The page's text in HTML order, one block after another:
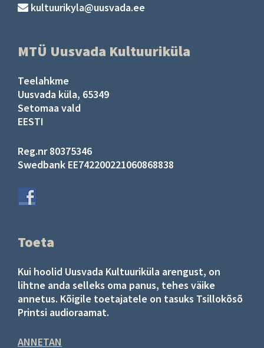
kultuurikyla@uusvada.ee
MTÜ Uusvada Kultuuriküla
Teelahkme
Uusvada küla, 65349
Setomaa vald
EESTI
Reg.nr 80375346
Swedbank EE742200221060868838
Toeta
Kui hoolid Uusvada Kultuuriküla arengust, on
lihtne anda selleks oma panus, tehes väike
annetus. Kõigile toetajatele on tasuks Tsillokõsõ
Printsi audioraamat.
ANNETAN